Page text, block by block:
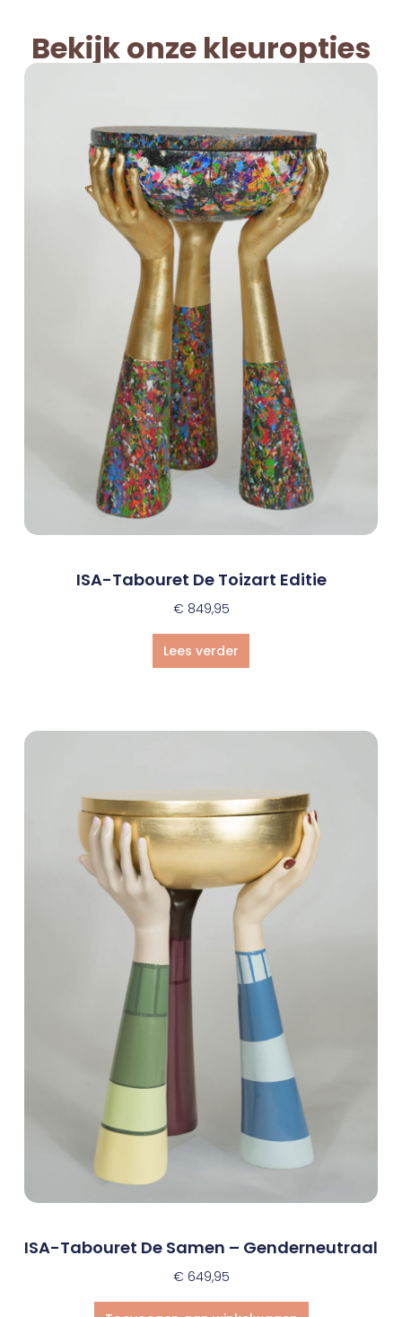
Bekijk onze kleuropties
ISA-Tabouret De Toizart Editie
€ 849,95
Lees verder
ISA-Tabouret De Samen – Genderneutraal
€ 649,95